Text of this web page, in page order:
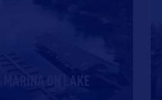
MARINA ON LAKE